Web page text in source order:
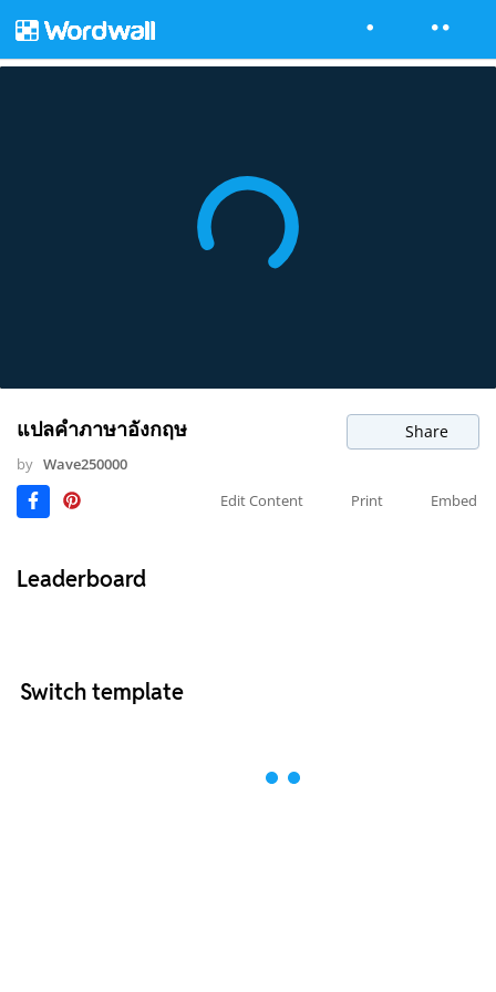
แปลคำภาษาอังกฤษ Share
by Wave250000
Edit Content
Print Embed
Leaderboard
Switch template